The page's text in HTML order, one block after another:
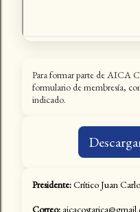
Para formar parte de AICA
formulario de membresía,
indicado.
Presidente:Crítico Juan
Correo: